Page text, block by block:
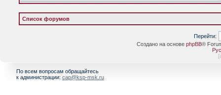
Список форумов
Перейти:
Создано на основе phpBB®
[
По всем вопросам обращайтесь
к администрации: cap@ksp-msk.ru